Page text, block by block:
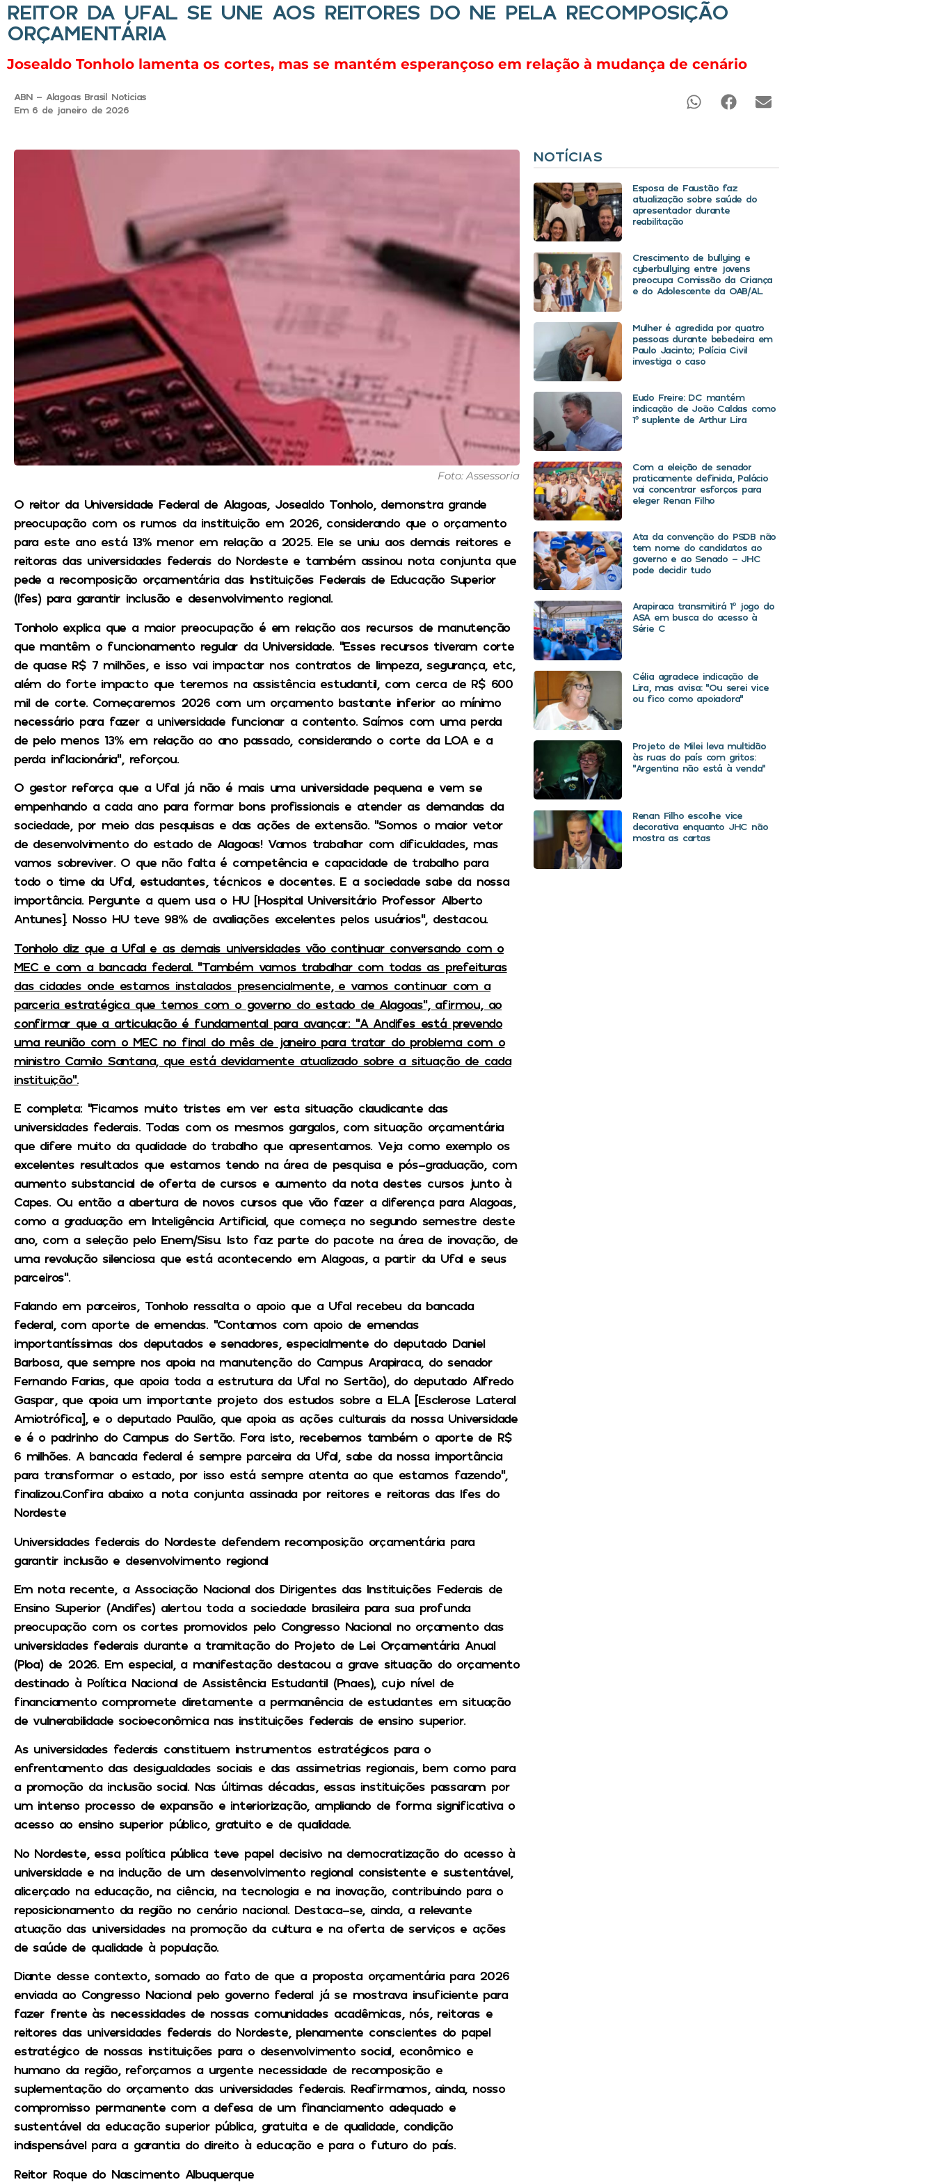
REITOR DA UFAL SE UNE AOS REITORES DO NE PELA RECOMPOSIÇÃO
ORÇAMENTÁRIA
Josealdo Tonholo lamenta os cortes, mas se mantém esperançoso em relação à mudança de cenário
ABN - Alagoas Brasil Noticias
Em 6 de janeiro de 2026
Foto: Assessoria
O reitor da Universidade Federal de Alagoas, Josealdo Tonholo, demonstra grande
preocupação com os rumos da instituição em 2026, considerando que o orçamento
para este ano está 13% menor em relação a 2025. Ele se uniu aos demais reitores e
reitoras das universidades federais do Nordeste e também assinou nota conjunta que
pede a recomposição orçamentária das Instituições Federais de Educação Superior
(Ifes) para garantir inclusão e desenvolvimento regional.
Tonholo explica que a maior preocupação é em relação aos recursos de manutenção
que mantêm o funcionamento regular da Universidade. “Esses recursos tiveram corte
de quase R$ 7 milhões, e isso vai impactar nos contratos de limpeza, segurança, etc,
além do forte impacto que teremos na assistência estudantil, com cerca de R$ 600
mil de corte. Começaremos 2026 com um orçamento bastante inferior ao mínimo
necessário para fazer a universidade funcionar a contento. Saímos com uma perda
de pelo menos 13% em relação ao ano passado, considerando o corte da LOA e a
perda inflacionária”, reforçou.
O gestor reforça que a Ufal já não é mais uma universidade pequena e vem se
empenhando a cada ano para formar bons profissionais e atender as demandas da
sociedade, por meio das pesquisas e das ações de extensão. “Somos o maior vetor
de desenvolvimento do estado de Alagoas! Vamos trabalhar com dificuldades, mas
vamos sobreviver. O que não falta é competência e capacidade de trabalho para
todo o time da Ufal, estudantes, técnicos e docentes. E a sociedade sabe da nossa
importância. Pergunte a quem usa o HU [Hospital Universitário Professor Alberto
Antunes]. Nosso HU teve 98% de avaliações excelentes pelos usuários”, destacou.
Tonholo diz que a Ufal e as demais universidades vão continuar conversando com o
MEC e com a bancada federal. “Também vamos trabalhar com todas as prefeituras
das cidades onde estamos instalados presencialmente, e vamos continuar com a
parceria estratégica que temos com o governo do estado de Alagoas”, afirmou, ao
confirmar que a articulação é fundamental para avançar: “A Andifes está prevendo
uma reunião com o MEC no final do mês de janeiro para tratar do problema com o
ministro Camilo Santana, que está devidamente atualizado sobre a situação de cada
instituição”.
E completa: “Ficamos muito tristes em ver esta situação claudicante das
universidades federais. Todas com os mesmos gargalos, com situação orçamentária
que difere muito da qualidade do trabalho que apresentamos. Veja como exemplo os
excelentes resultados que estamos tendo na área de pesquisa e pós-graduação, com
aumento substancial de oferta de cursos e aumento da nota destes cursos junto à
Capes. Ou então a abertura de novos cursos que vão fazer a diferença para Alagoas,
como a graduação em Inteligência Artificial, que começa no segundo semestre deste
ano, com a seleção pelo Enem/Sisu. Isto faz parte do pacote na área de inovação, de
uma revolução silenciosa que está acontecendo em Alagoas, a partir da Ufal e seus
parceiros”.
Falando em parceiros, Tonholo ressalta o apoio que a Ufal recebeu da bancada
federal, com aporte de emendas. “Contamos com apoio de emendas
importantíssimas dos deputados e senadores, especialmente do deputado Daniel
Barbosa, que sempre nos apoia na manutenção do Campus Arapiraca, do senador
Fernando Farias, que apoia toda a estrutura da Ufal no Sertão), do deputado Alfredo
Gaspar, que apoia um importante projeto dos estudos sobre a ELA [Esclerose Lateral
Amiotrófica], e o deputado Paulão, que apoia as ações culturais da nossa Universidade
e é o padrinho do Campus do Sertão. Fora isto, recebemos também o aporte de R$
6 milhões. A bancada federal é sempre parceira da Ufal, sabe da nossa importância
para transformar o estado, por isso está sempre atenta ao que estamos fazendo”,
finalizou.Confira abaixo a nota conjunta assinada por reitores e reitoras das Ifes do
Nordeste
Universidades federais do Nordeste defendem recomposição orçamentária para
garantir inclusão e desenvolvimento regional
Em nota recente, a Associação Nacional dos Dirigentes das Instituições Federais de
Ensino Superior (Andifes) alertou toda a sociedade brasileira para sua profunda
preocupação com os cortes promovidos pelo Congresso Nacional no orçamento das
universidades federais durante a tramitação do Projeto de Lei Orçamentária Anual
(Ploa) de 2026. Em especial, a manifestação destacou a grave situação do orçamento
destinado à Política Nacional de Assistência Estudantil (Pnaes), cujo nível de
financiamento compromete diretamente a permanência de estudantes em situação
de vulnerabilidade socioeconômica nas instituições federais de ensino superior.
As universidades federais constituem instrumentos estratégicos para o
enfrentamento das desigualdades sociais e das assimetrias regionais, bem como para
a promoção da inclusão social. Nas últimas décadas, essas instituições passaram por
um intenso processo de expansão e interiorização, ampliando de forma significativa o
acesso ao ensino superior público, gratuito e de qualidade.
No Nordeste, essa política pública teve papel decisivo na democratização do acesso à
universidade e na indução de um desenvolvimento regional consistente e sustentável,
alicerçado na educação, na ciência, na tecnologia e na inovação, contribuindo para o
reposicionamento da região no cenário nacional. Destaca-se, ainda, a relevante
atuação das universidades na promoção da cultura e na oferta de serviços e ações
de saúde de qualidade à população.
Diante desse contexto, somado ao fato de que a proposta orçamentária para 2026
enviada ao Congresso Nacional pelo governo federal já se mostrava insuficiente para
fazer frente às necessidades de nossas comunidades acadêmicas, nós, reitoras e
reitores das universidades federais do Nordeste, plenamente conscientes do papel
estratégico de nossas instituições para o desenvolvimento social, econômico e
humano da região, reforçamos a urgente necessidade de recomposição e
suplementação do orçamento das universidades federais. Reafirmamos, ainda, nosso
compromisso permanente com a defesa de um financiamento adequado e
sustentável da educação superior pública, gratuita e de qualidade, condição
indispensável para a garantia do direito à educação e para o futuro do país.
Reitor Roque do Nascimento Albuquerque
NOTÍCIAS
Esposa de Faustão faz
atualização sobre saúde do
apresentador durante
reabilitação
Crescimento de bullying e
cyberbullying entre jovens
preocupa Comissão da Criança
e do Adolescente da OAB/AL
Mulher é agredida por quatro
pessoas durante bebedeira em
Paulo Jacinto; Polícia Civil
investiga o caso
Eudo Freire: DC mantém
indicação de João Caldas como
1º suplente de Arthur Lira
Com a eleição de senador
praticamente definida, Palácio
vai concentrar esforços para
eleger Renan Filho
Ata da convenção do PSDB não
tem nome do candidatos ao
governo e ao Senado – JHC
pode decidir tudo
Arapiraca transmitirá 1º jogo do
ASA em busca do acesso à
Série C
Célia agradece indicação de
Lira, mas avisa: “Ou serei vice
ou fico como apoiadora”
Projeto de Milei leva multidão
às ruas do país com gritos:
“Argentina não está à venda”
Renan Filho escolhe vice
decorativa enquanto JHC não
mostra as cartas